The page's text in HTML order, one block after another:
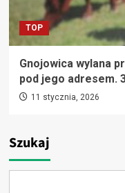
TOP
Gnojowica wylana
pod jego adresem.
11 stycznia, 2026
Szukaj